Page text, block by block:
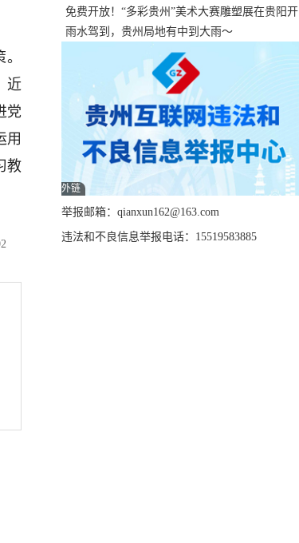
近
党
用
教
资工作实施细则
免费开放！“多彩贵州”美术大赛雕塑展在贵阳开
展，持续至1月19日
雨水驾到，贵州局地有中到大雨～
外链
举报邮箱：qianxun162@163.com
违法和不良信息举报电话：15519583885